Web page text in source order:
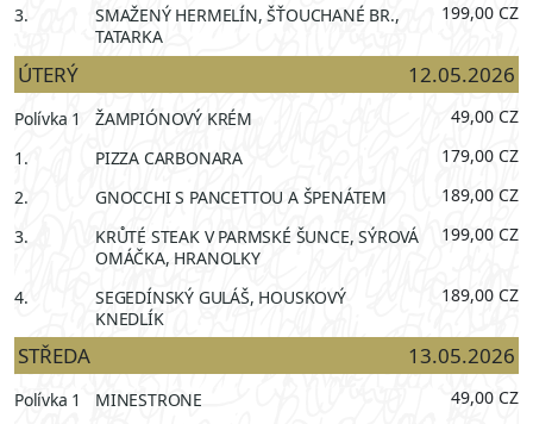
3.
SMAŽENÝ HERMELÍN, ŠŤOUCHANÉ BR.,
TATARKA
199,00 CZ
ÚTERÝ 12.05.2026
Polívka 1 ŽAMPIÓNOVÝ KRÉM
49,00 CZ
1.
PIZZA CARBONARA
179,00 CZ
2.
GNOCCHI S PANCETTOU A ŠPENÁTEM
189,00 CZ
3.
KRŮTÉ STEAK V PARMSKÉ ŠUNCE, SÝROVÁ
OMÁČKA, HRANOLKY
199,00 CZ
4.
SEGEDÍNSKÝ GULÁŠ, HOUSKOVÝ
KNEDLÍK
189,00 CZ
STŘEDA 13.05.2026
Polívka 1 MINESTRONE
49,00 CZ